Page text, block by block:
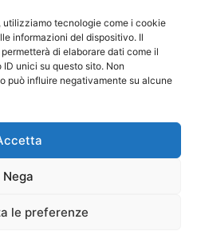
utilizziamo tecnologie come i cookie
informazioni del dispositivo. Il
di elaborare dati come il
unici su questo sito. Non
può influire negativamente su alcune
Nega
le preferenze
13498
7303
4209
Privacy Policy
Accessibilità